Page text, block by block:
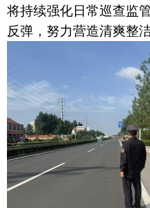
将持续强化日常巡查监
反弹，努力营造清爽整